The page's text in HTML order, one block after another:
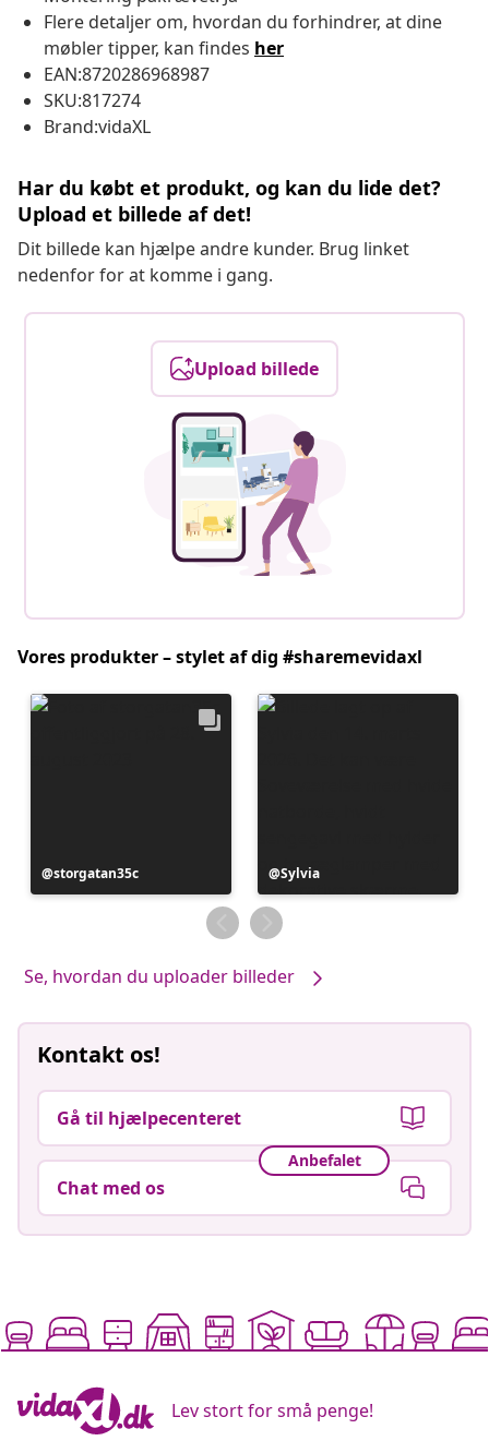
Flere detaljer om, hvordan du forhindrer, at dine
møbler tipper, kan findes her
EAN:8720286968987
SKU:817274
Brand:vidaXL
Har du købt et produkt, og kan du lide det?
Upload et billede af det!
Dit billede kan hjælpe andre kunder. Brug linket
nedenfor for at komme i gang.
Upload billede
Vores produkter – stylet af dig #sharemevidaxl
Opslag
offentliggjort
storgatan35c
Opslag
offentliggjort
af
Sylvia
Se, hvordan du uploader billeder
Kontakt os!
Gå til hjælpecenteret
Anbefalet
Chat med os
Lev stort for små penge!